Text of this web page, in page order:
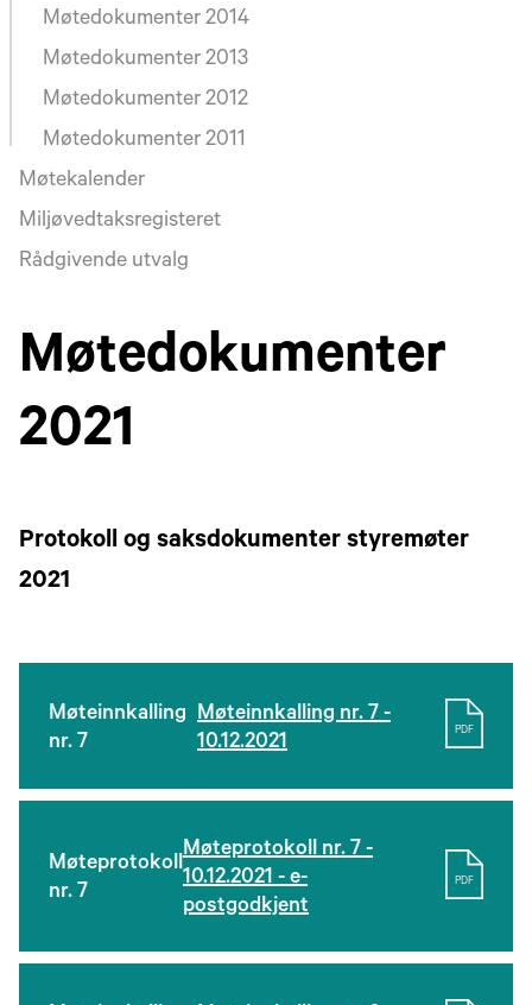
Møtedokumenter 2014
Møtedokumenter 2013
Møtedokumenter 2012
Møtedokumenter 2011
Møtekalender
Miljøvedtaksregisteret
Rådgivende utvalg
Møtedokumenter
2021
Protokoll og saksdokumenter styremøter
2021
Møteinnkalling
nr. 7
Møteinnkalling nr. 7 -
10.12.2021
PDF
Møteprotokoll
nr. 7
Møteprotokoll nr. 7 -
10.12.2021 - e-
postgodkjent
PDF